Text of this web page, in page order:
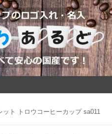
ット トロウコーヒーカップ sa011